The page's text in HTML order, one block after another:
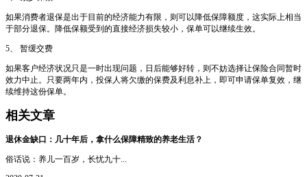
如果消费者退保是出于目前的经济能力有限，则可以降低保障额度，这实际上相当
于部分退保。降低保额受到的直接经济损失较小，保单可以继续生效。
5、 暂缓交费
如果客户经济状况只是一时出现问题，日后能够好转，则不妨选择让保险合同暂时
效力中止。只要两年内，投保人将欠缴的保费及利息补上，即可申请保单复效，继
续维持这份保单。
相关文章
退休金缺口：几十年后，拿什么保障精致的养老生活？
俗话说：养儿一百岁，长忧九十...